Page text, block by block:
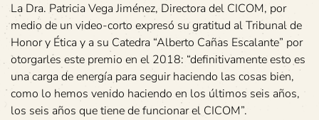
La Dra. Patricia Vega Jiménez, Directora del CICOM, por
medio de un video-corto expresó su gratitud al Tribunal de
Honor y Ética y a su Catedra “Alberto Cañas Escalante” por
otorgarles este premio en el 2018: “definitivamente esto es
una carga de energía para seguir haciendo las cosas bien,
como lo hemos venido haciendo en los últimos seis años,
los seis años que tiene de funcionar el CICOM”.